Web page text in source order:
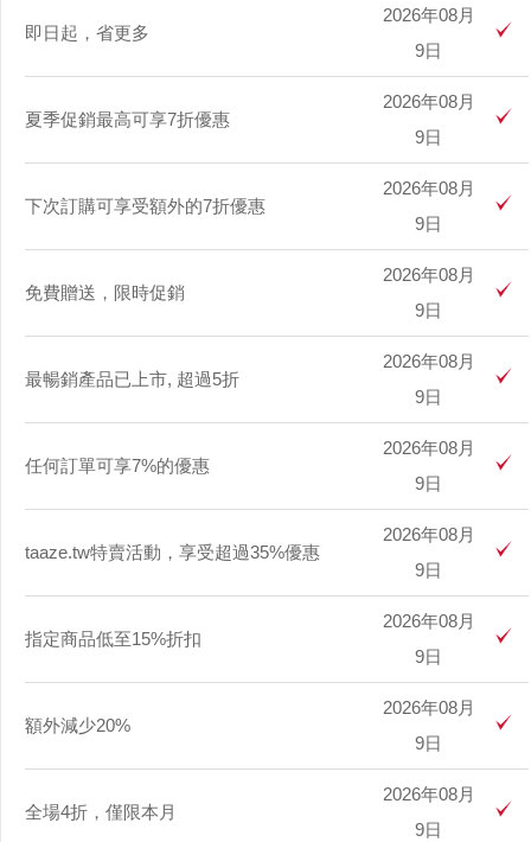
即日起，省更多
2026年08月
9日
夏季促銷最高可享7折優惠
2026年08月
9日
下次訂購可享受額外的7折優惠
2026年08月
9日
免費贈送，限時促銷
2026年08月
9日
最暢銷產品已上市, 超過5折
2026年08月
9日
任何訂單可享7%的優惠
2026年08月
9日
taaze.tw特賣活動，享受超過35%優惠
2026年08月
9日
指定商品低至15%折扣
2026年08月
9日
額外減少20%
2026年08月
9日
全場4折，僅限本月
2026年08月
9日